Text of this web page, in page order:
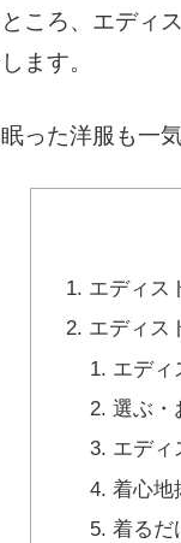
ころ、エディ
ます。
った洋服も一
エディス
エディス
エディ
選ぶ・
エディ
着心地
着るだ